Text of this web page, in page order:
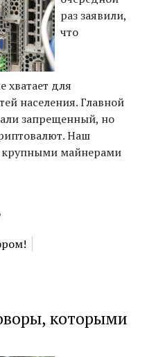
раз заявили,
что
для
населения. Главной
запрещенный, но
Наш
крупными майнерами
которыми